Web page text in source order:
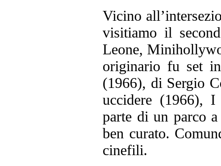
Vicino
visitiamo il
Leone,
originario fu set
(1966), di Sergio
uccidere (1966),
parte di un parco
ben curato.
cinefili.